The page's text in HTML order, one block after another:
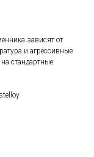
зависят от
и агрессивные
стандартные